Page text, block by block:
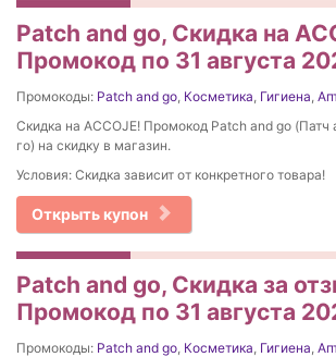
Patch and go, Скидка на
Промокод по 31 августа
Промокоды: Patch and go, Косметика, Гигиена,
Скидка на ACCOJE! Промокод Patch and go (Патч
го) на скидку в магазин.
Условия: Скидка зависит от конкретного товара!
Открыть купон
Patch and go, Скидка за
Промокод по 31 августа
Промокоды: Patch and go, Косметика, Гигиена,